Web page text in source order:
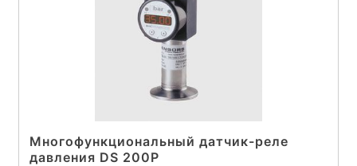
Многофункциональный датчик-реле
давления DS 200P